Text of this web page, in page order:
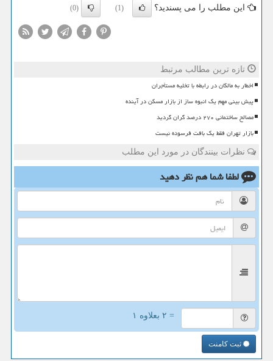
این مطلب را می پسندید؟ (1)
(0)
تازه ترین مطالب مرتبط
اخطار به مالکان در رابطه با تخلیه مستأجران
پیش بینی مهم یک انبوه ساز از بازار مسکن در آینده
مصالح ساختمانی ۲۷۰ درصد گران گردید
بازار تهران فقط یک بافت فرسوده نیست
نظرات بینندگان در مورد این مطلب
لطفا شما همنظر دهید
= ۲ بعلاوه ۱
ثبت کامنت